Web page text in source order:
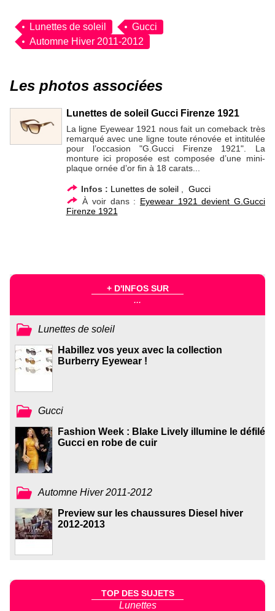
Lunettes de soleil
Gucci
Automne Hiver 2011-2012
Les photos associées
Lunettes de soleil Gucci Firenze 1921
La ligne Eyewear 1921 nous fait un comeback très
remarqué avec une ligne toute rénovée et intitulée
pour l’occasion "G.Gucci Firenze 1921". La
monture ici proposée est composée d’une mini-
plaque ornée d’or fin à 18 carats...
Infos : Lunettes de soleil, Gucci
À voir dans : Eyewear 1921 devient G.Gucci
Firenze 1921
+ D'INFOS SUR
...
Lunettes de soleil
Habillez vos yeux avec la collection
Burberry Eyewear !
Gucci
Fashion Week : Blake Lively illumine le défilé
Gucci en robe de cuir
Automne Hiver 2011-2012
Preview sur les chaussures Diesel hiver
2012-2013
TOP DES SUJETS
Lunettes